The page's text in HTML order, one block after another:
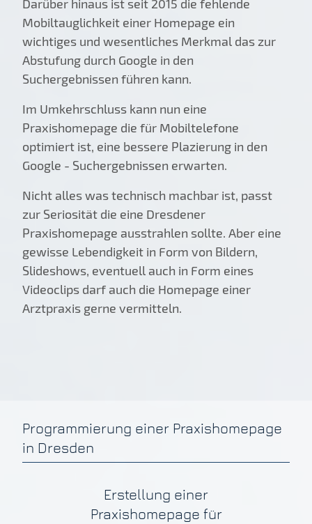
Darüber hinaus ist seit 2015 die fehlende
Mobiltauglichkeit einer Homepage ein
wichtiges und wesentliches Merkmal das zur
Abstufung durch Google in den
Suchergebnissen führen kann.
Im Umkehrschluss kann nun eine
Praxishomepage die für Mobiltelefone
optimiert ist, eine bessere Plazierung in den
Google - Suchergebnissen erwarten.
Nicht alles was technisch machbar ist, passt
zur Seriosität die eine Dresdener
Praxishomepage ausstrahlen sollte. Aber eine
gewisse Lebendigkeit in Form von Bildern,
Slideshows, eventuell auch in Form eines
Videoclips darf auch die Homepage einer
Arztpraxis gerne vermitteln.
Programmierung einer Praxishomepage
in Dresden
Erstellung einer
Praxishomepage für